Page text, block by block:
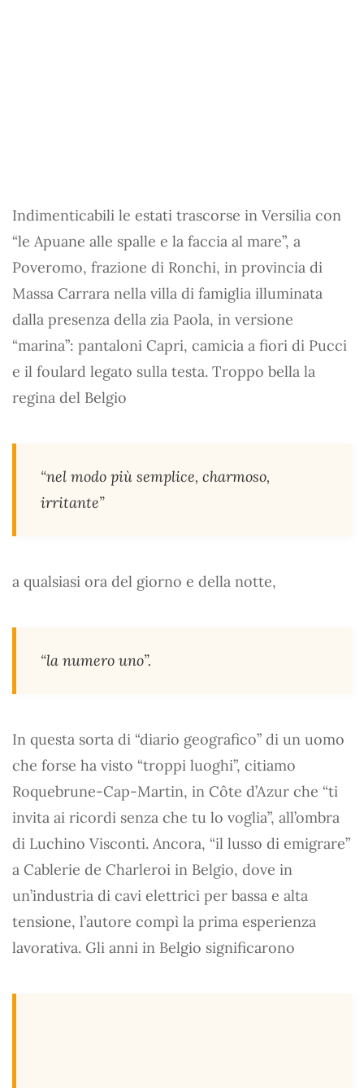
Indimenticabili le estati trascorse in Versilia con
“le Apuane alle spalle e la faccia al mare”, a
Poveromo, frazione di Ronchi, in provincia di
Massa Carrara nella villa di famiglia illuminata
dalla presenza della zia Paola, in versione
“marina”: pantaloni Capri, camicia a fiori di Pucci
e il foulard legato sulla testa. Troppo bella la
regina del Belgio
“nel modo più semplice, charmoso,
irritante”
a qualsiasi ora del giorno e della notte,
“la numero uno”.
In questa sorta di “diario geografico” di un uomo
che forse ha visto “troppi luoghi”, citiamo
Roquebrune-Cap-Martin, in Côte d’Azur che “ti
invita ai ricordi senza che tu lo voglia”, all’ombra
di Luchino Visconti. Ancora, “il lusso di emigrare”
a Cablerie de Charleroi in Belgio, dove in
un’industria di cavi elettrici per bassa e alta
tensione, l’autore compì la prima esperienza
lavorativa. Gli anni in Belgio significarono